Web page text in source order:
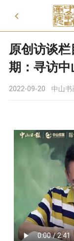

原创访谈
期：寻访中
2022-09-20 中山书